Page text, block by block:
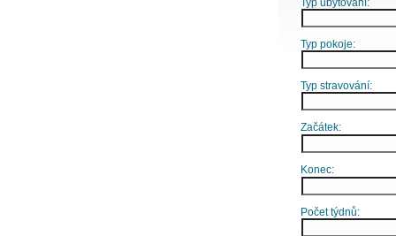
Typ pokoje:
Typ stravování:
Začátek:
Konec:
Počet týdnů: